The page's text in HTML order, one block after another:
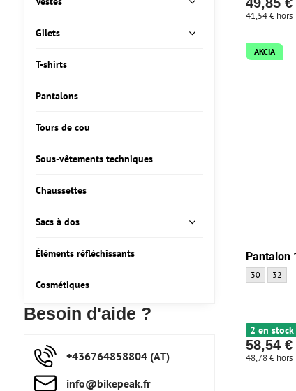
41,54 € hors
AKCIA
Pantalon
Pantalon
30 32
2 en stock
58,54 €
48,78 € hors
Besoin d'aide ?
+436764858804 (AT)
info​@bikepeak​.fr
Gilets
T-shirts
Pantalons
Tours de cou
Sous-vêtements techniques
Chaussettes
Sacs à dos
Éléments réfléchissants
Cosmétiques